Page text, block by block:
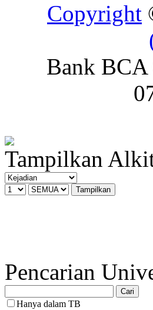
Copyright
Bank BCA
Tampilkan
Pencarian
Hanya dalam TB